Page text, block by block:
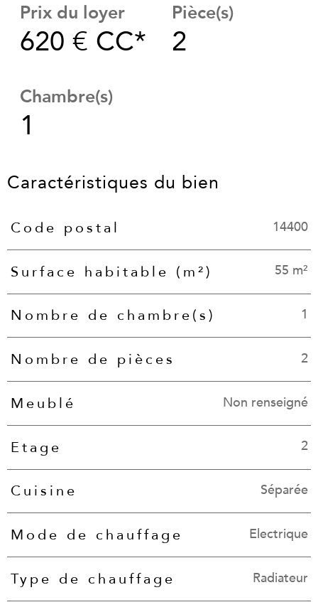
Prix du loyer
620 € CC*
Pièce(s)
2
Chambre(s)
1
Caractéristiques du bien
Caractéristiques Valeurs
Code postal 14400
Surface habitable (m²) 55 m²
Nombre de chambre(s) 1
Nombre de pièces 2
Meublé Non renseigné
Etage 2
Cuisine Séparée
Mode de chauffage Electrique
Type de chauffage Radiateur